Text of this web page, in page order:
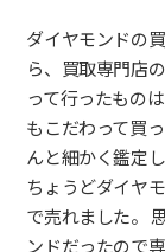
ダイヤモンドの
ら、買取専門店
って行ったもの
もこだわって買
んと細かく鑑定
ちょうどダイヤ
で売れました。
ンドだったので